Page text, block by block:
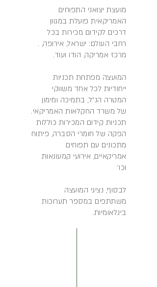
מועצת יצואני התפוחים
האמריקאית פועלת במגוון
דרכים לקידום מכירות בכל
רחבי העולם: ישראל, אירופה, .
מרכז אמריקה, הודו ועוד.
המועצה מפתחת תכניות
ייחודיות לכל אחד משווקי
המטרה הנ"ל, בתמיכה ומימון
של משרד החקלאות האמריקאי.
תכניות קידום המכירות כוללות
הפקה של חומרי הסברה, פיתוח
מתכונים עם תפוחים
אמריקאיים, אירועי קמעונאות
וכו'
לבסוף, נציגי המועצה
משתתפים במספר תערוכות
בינלאומיות.